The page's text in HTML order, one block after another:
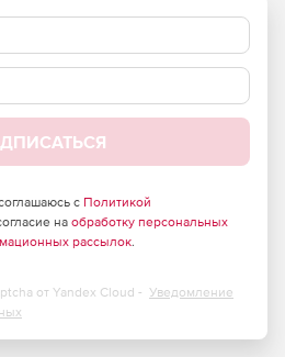
с Политикой
на обработку персональных
рассылок.
от Yandex Cloud - Уведомление